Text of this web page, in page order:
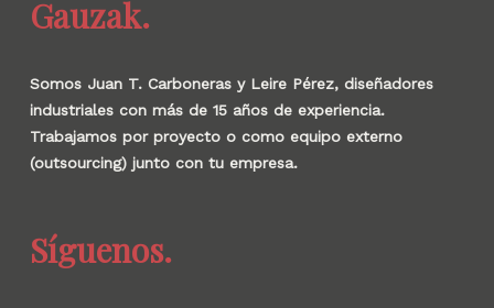
Gauzak.
Somos Juan T. Carboneras y Leire Pérez, diseñadores
industriales con más de 15 años de experiencia.
Trabajamos por proyecto o como equipo externo
(outsourcing) junto con tu empresa.
Síguenos.